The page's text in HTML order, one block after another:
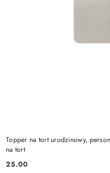
Topper na tort urodzinowy,
na tort
Cena:
25.00